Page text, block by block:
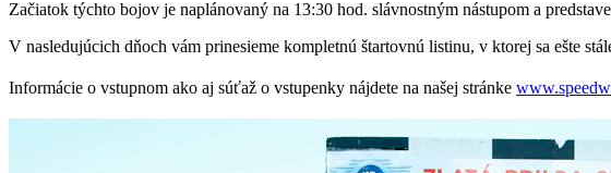
Začiatok týchto bojov je naplánovaný na 13:30 hod. slávnostným nástupom a
V nasledujúcich dňoch vám prinesieme kompletnú štartovnú listinu, v ktorej sa ešte
Informácie o vstupnom ako aj súťaž o vstupenky nájdete na našej stránke